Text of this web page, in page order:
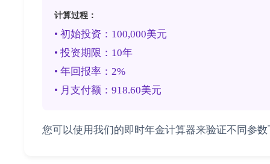
计算过程：
• 初始投资：100,000美元
• 投资期限：10年
• 年回报率：2%
• 月支付额：918.60美元
您可以使用我们的即时年金计算器来验证不同参